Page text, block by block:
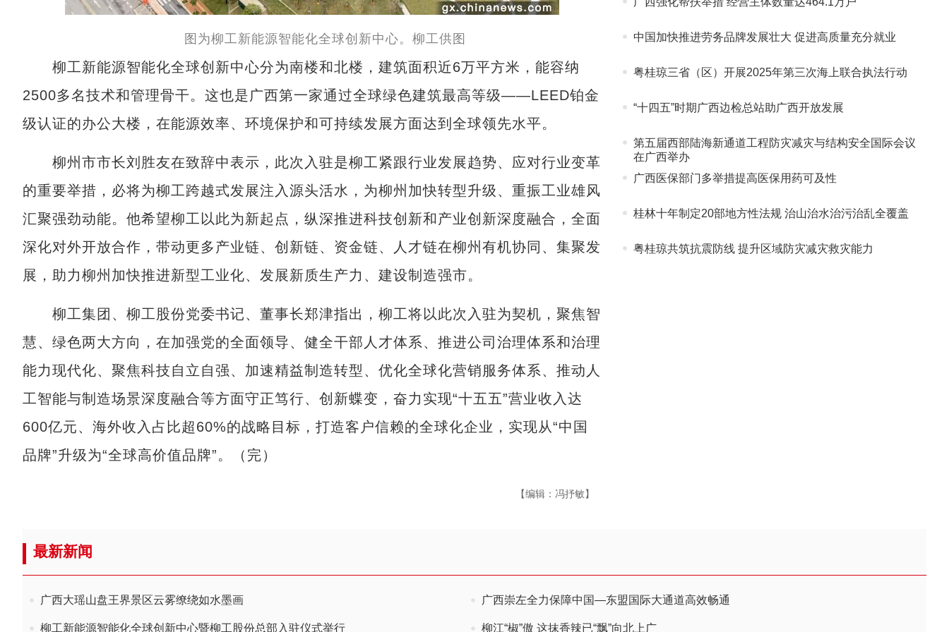
图为柳工新能源智能化全球创新中心。柳工供图
柳工新能源智能化全球创新中心分为南楼和北楼，建筑面积近6万平方米，能容纳
2500多名技术和管理骨干。这也是广西第一家通过全球绿色建筑最高等级‌——LEED铂金
级认证的办公大楼，在能源效率、环境保护和可持续发展方面达到全球领先水平。
柳州市市长刘胜友在致辞中表示，此次入驻是柳工紧跟行业发展趋势、应对行业变革
的重要举措，必将为柳工跨越式发展注入源头活水，为柳州加快转型升级、重振工业雄风
汇聚强劲动能。他希望柳工以此为新起点，纵深推进科技创新和产业创新深度融合，全面
深化对外开放合作，带动更多产业链、创新链、资金链、人才链在柳州有机协同、集聚发
展，助力柳州加快推进新型工业化、发展新质生产力、建设制造强市。
柳工集团、柳工股份党委书记、董事长郑津指出，柳工将以此次入驻为契机，聚焦智
慧、绿色两大方向，在加强党的全面领导、健全干部人才体系、推进公司治理体系和治理
能力现代化、聚焦科技自立自强、加速精益制造转型、优化全球化营销服务体系、推动人
工智能与制造场景深度融合等方面守正笃行、创新蝶变，奋力实现“十五五”营业收入达
600亿元、海外收入占比超60%的战略目标，打造客户信赖的全球化企业，实现从“中国
品牌”升级为“全球高价值品牌”。（完）
【编辑：冯抒敏】
中国加快推进劳务品牌发展壮大 促进高质量充分就业
粤桂琼三省（区）开展2025年第三次海上联合执法行动
“十四五”时期广西边检总站助广西开放发展
第五届西部陆海新通道工程防灾减灾与结构安全国际会议
在广西举办
广西医保部门多举措提高医保用药可及性
桂林十年制定20部地方性法规 治山治水治污治乱全覆盖
粤桂琼共筑抗震防线 提升区域防灾减灾救灾能力
最新新闻
广西大瑶山盘王界景区云雾缭绕如水墨画 广西崇左全力保障中国—东盟国际大通道高效畅通
柳工新能源智能化全球创新中心暨柳工股份总部入驻仪式举行 柳江“椒”傲 这抹香辣已“飘”向北上广